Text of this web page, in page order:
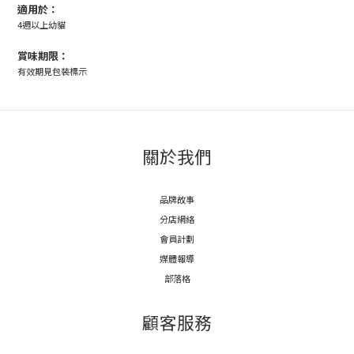
適用於：
4週以上幼貓
賞味期限：
有效期見包裝標示
關於我們
品牌故事
分店網絡
會員計劃
媒體報導
部落格
顧客服務